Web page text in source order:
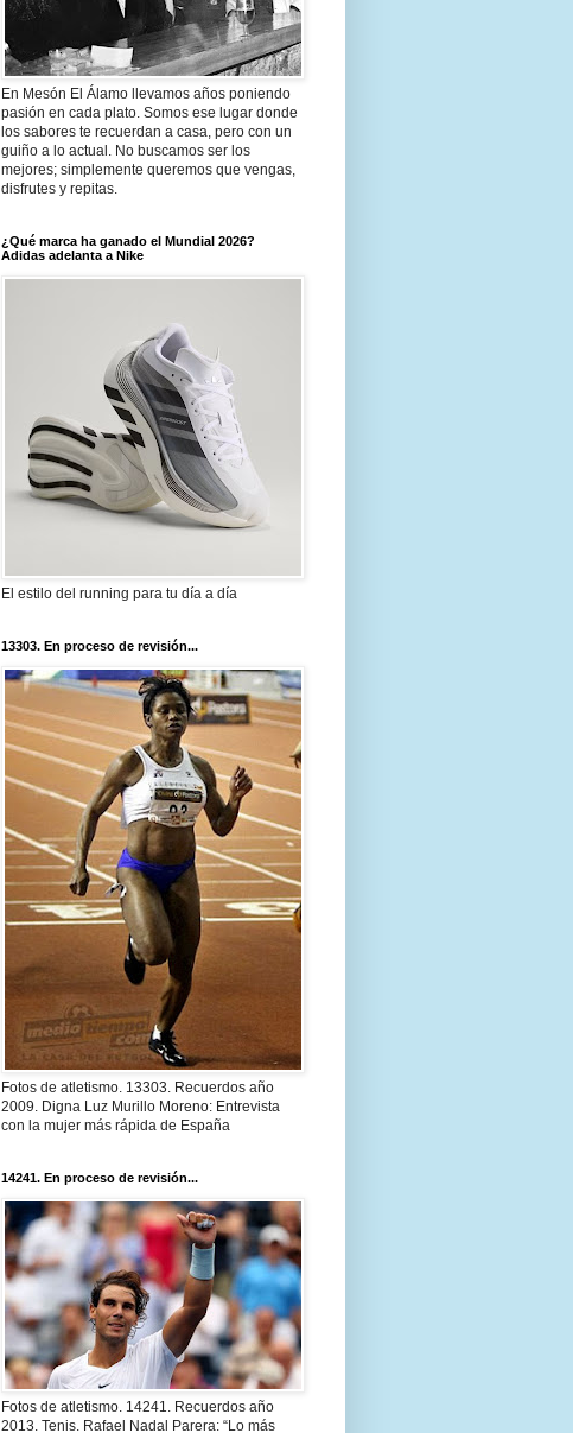
En Mesón El Álamo llevamos años poniendo
pasión en cada plato. Somos ese lugar donde
los sabores te recuerdan a casa, pero con un
guiño a lo actual. No buscamos ser los
mejores; simplemente queremos que vengas,
disfrutes y repitas.
¿Qué marca ha ganado el Mundial 2026?
Adidas adelanta a Nike
El estilo del running para tu día a día
13303. En proceso de revisión...
Fotos de atletismo. 13303. Recuerdos año
2009. Digna Luz Murillo Moreno: Entrevista
con la mujer más rápida de España
14241. En proceso de revisión...
Fotos de atletismo. 14241. Recuerdos año
2013. Tenis. Rafael Nadal Parera: “Lo más